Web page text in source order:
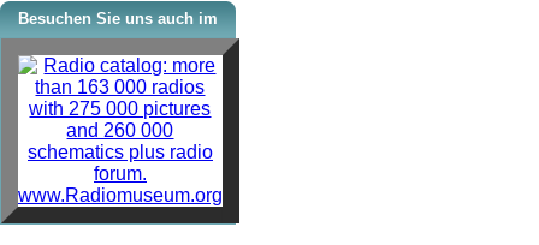
Besuchen Sie uns auch im
www.Radiomuseum.org